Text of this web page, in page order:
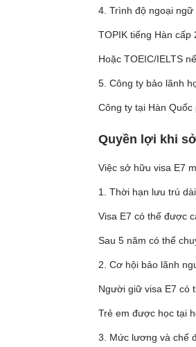
4. Trình độ ngoại ngữ
TOPIK tiếng Hàn cấp
Hoặc TOEIC/IELTS
5. Công ty bảo lãnh
Công ty tại Hàn
Quyền lợi khi
Việc sở hữu visa E7
1. Thời hạn lưu trú
Visa E7 có thể được
Sau 5 năm có thể
2. Cơ hội bảo lãnh
Người giữ visa E7 có
Trẻ em được học tại
3. Mức lương và chế